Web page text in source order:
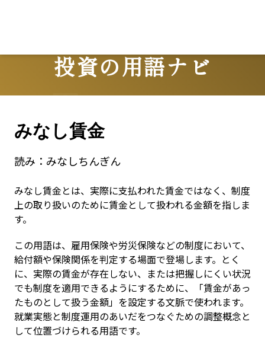
投資の用語ナビ
Terms
みなし賃金
読み： みなしちんぎん
みなし賃金とは、実際に支払われた賃金ではなく、制度
上の取り扱いのために賃金として扱われる金額を指しま
す。
この用語は、雇用保険や労災保険などの制度において、
給付額や保険関係を判定する場面で登場します。とく
に、実際の賃金が存在しない、または把握しにくい状況
でも制度を適用できるようにするために、「賃金があっ
たものとして扱う金額」を設定する文脈で使われます。
就業実態と制度運用のあいだをつなぐための調整概念と
して位置づけられる用語です。